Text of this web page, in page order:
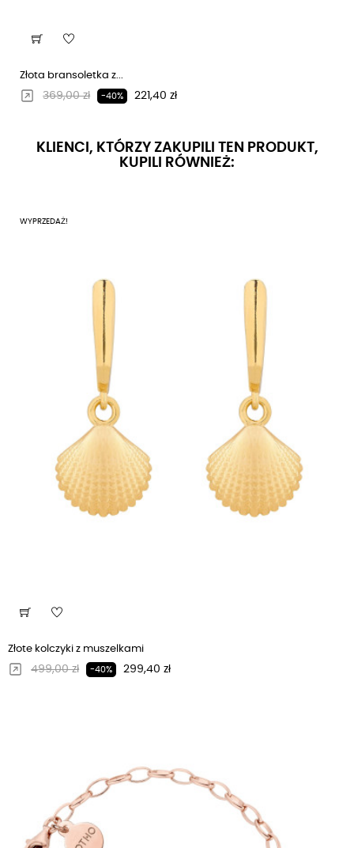
Złota bransoletka z...
Regularna cena
369,00 zł -40% Cena
221,40 zł
KLIENCI, KTÓRZY ZAKUPILI TEN PRODUKT,
KUPILI RÓWNIEŻ:
WYPRZEDAŻ!
Złote kolczyki z muszelkami
Regularna cena
499,00 zł -40% Cena
299,40 zł